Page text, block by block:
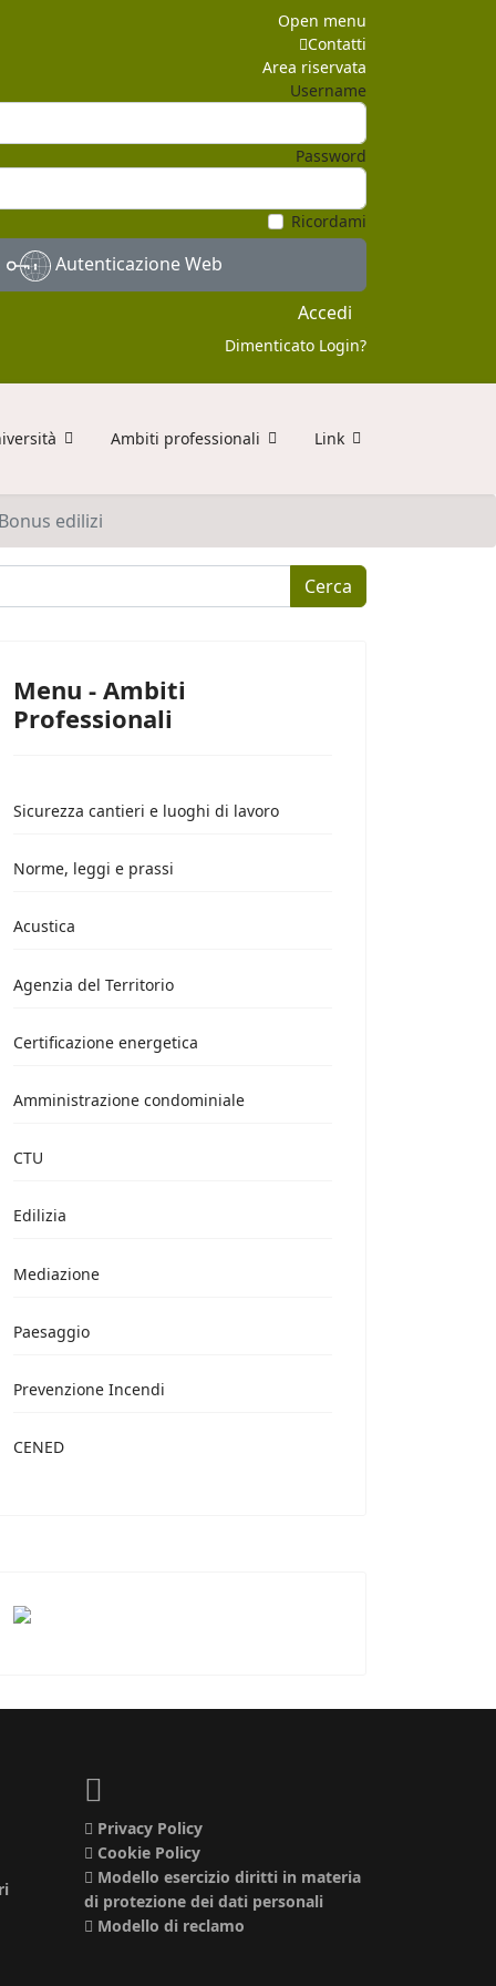
Open menu
Contatti
Area riservata
Username
Password
Ricordami
Autenticazione Web
Accedi
Dimenticato Login?
Ambiti professionali Link
edilizi
Cerca
Menu - Ambiti
Professionali
Sicurezza cantieri e luoghi di lavoro
Norme, leggi e prassi
Acustica
Agenzia del Territorio
Certificazione energetica
Amministrazione condominiale
CTU
Edilizia
Mediazione
Paesaggio
Prevenzione Incendi
CENED
Privacy Policy
Cookie Policy
Modello esercizio diritti in materia
di protezione dei dati personali
Modello di reclamo